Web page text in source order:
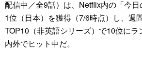
配信中／全9話）は、Netflix内の「今
1位（日本）を獲得（7/6時点）し、週
TOP10（非英語シリーズ）で10位にラ
内外でヒット中だ。